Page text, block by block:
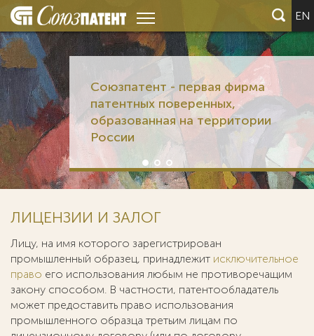
EN
Союзпатент - первая фирма
патентных поверенных,
образованная на территории
России
ЛИЦЕНЗИИ И ЗАЛОГ
Лицу, на имя которого зарегистрирован
промышленный образец, принадлежит исключительное
право его использования любым не противоречащим
закону способом. В частности, патентообладатель
может предоставить право использования
промышленного образца третьим лицам по